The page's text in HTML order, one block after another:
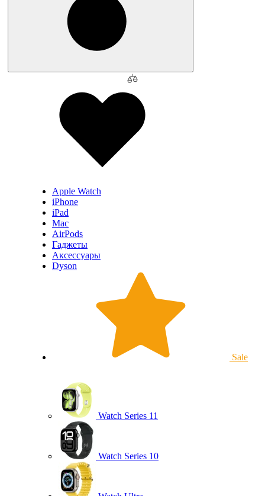
Apple Watch
iPhone
iPad
Mac
AirPods
Гаджеты
Аксессуары
Dyson
Sale
Watch Series 11
Watch Series 10